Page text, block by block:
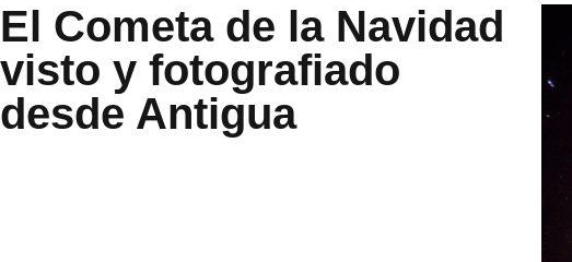
El Cometa de la Navidad
visto y fotografiado
desde Antigua